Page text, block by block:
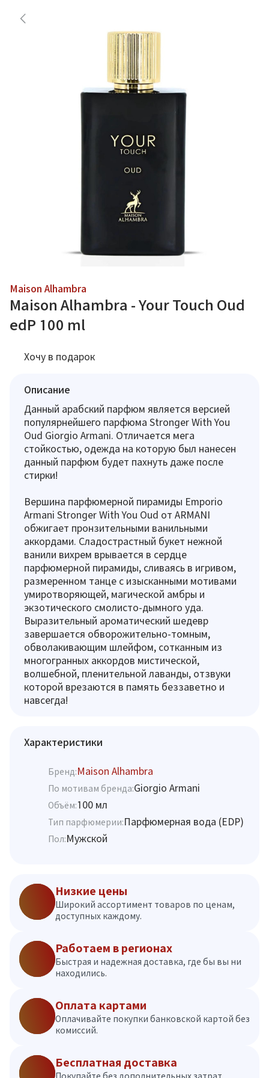
Maison Alhambra
Maison Alhambra - Your Touch Oud
edP 100 ml
Хочу в подарок
Описание
Данный арабский парфюм является версией
популярнейшего парфюма Stronger With You
Oud Giorgio Armani. Отличается мега
стойкостью, одежда на которую был нанесен
данный парфюм будет пахнуть даже после
стирки!
Вершина парфюмерной пирамиды Emporio
Armani Stronger With You Oud от ARMANI
обжигает пронзительными ванильными
аккордами. Сладострастный букет нежной
ванили вихрем врывается в сердце
парфюмерной пирамиды, сливаясь в игривом,
размеренном танце с изысканными мотивами
умиротворяющей, магической амбры и
экзотического смолисто-дымного уда.
Выразительный ароматический шедевр
завершается обворожительно-томным,
обволакивающим шлейфом, сотканным из
многогранных аккордов мистической,
волшебной, пленительной лаванды, отзвуки
которой врезаются в память беззаветно и
навсегда!
Характеристики
Бренд:Maison Alhambra
По мотивам бренда:Giorgio Armani
Объём:100 мл
Тип парфюмерии:Парфюмерная вода (EDP)
Пол:Мужской
Низкие цены
Широкий ассортимент товаров по ценам,
доступных каждому.
Работаем в регионах
Быстрая и надежная доставка, где бы вы ни
находились.
Оплата картами
Оплачивайте покупки банковской картой без
комиссий.
Бесплатная доставка
Покупайте без дополнительных затрат.